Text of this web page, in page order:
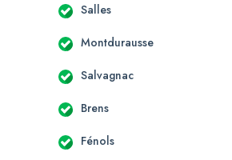
Salles
Montdurausse
Salvagnac
Brens
Fénols